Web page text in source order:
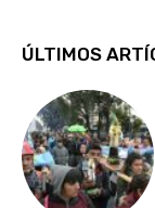
ÚLTIMOS